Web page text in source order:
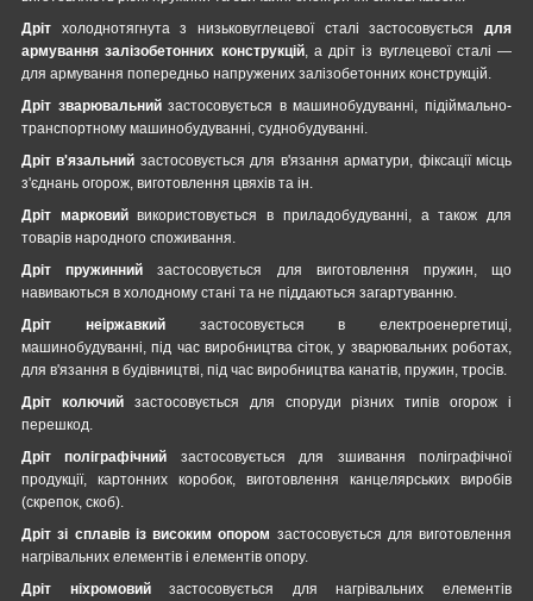
Дріт холоднотягнута з низьковуглецевої сталі застосовуєтьсядля
армування залізобетонних конструкцій, а дріт із вуглецевої сталі —
для армування попередньо напружених залізобетонних конструкцій.
Дріт зварювальнийзастосовується в машинобудуванні, підіймально-
транспортному машинобудуванні, суднобудуванні.
Дріт в'язальний застосовується для в'язання арматури, фіксації місць
з'єднань огорож, виготовлення цвяхів та ін.
Дріт марковийвикористовується в приладобудуванні, а також для
товарів народного споживання.
Дріт пружинний застосовується для виготовлення пружин, що
навиваються в холодному стані та не піддаються загартуванню.
Дріт неіржавкийзастосовується в електроенергетиці,
машинобудуванні, під час виробництва сіток, у зварювальних роботах,
для в'язання в будівництві, під час виробництва канатів, пружин, тросів.
Дріт колючийзастосовується для споруди різних типів огорож і
перешкод.
Дріт поліграфічний застосовується для зшивання поліграфічної
продукції, картонних коробок, виготовлення канцелярських виробів
(скрепок, скоб).
Дріт зі сплавів із високим опором застосовується для виготовлення
нагрівальних елементів і елементів опору.
Дріт ніхромовийзастосовується для нагрівальних елементів